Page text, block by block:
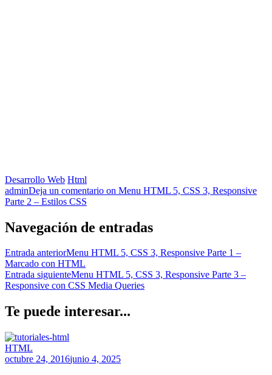
Desarrollo Web Html
adminDeja un comentario on Menu HTML 5, CSS 3, Responsive
Parte 2 – Estilos CSS
Navegación de entradas
Entrada anteriorMenu HTML 5, CSS 3, Responsive Parte 1 –
Marcado con HTML
Entrada siguienteMenu HTML 5, CSS 3, Responsive Parte 3 –
Responsive con CSS Media Queries
Te puede interesar...
HTML
octubre 24, 2016junio 4, 2025